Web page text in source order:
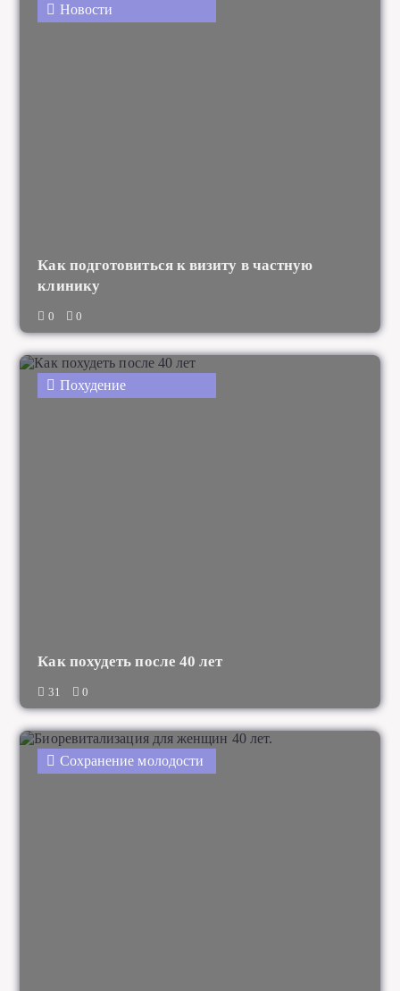
Новости
Как подготовиться к визиту в частную
клинику
0 0
Похудение
Как похудеть после 40 лет
31 0
Сохранение молодости